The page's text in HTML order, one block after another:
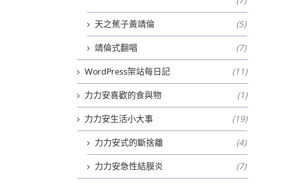
天之蕉子黃靖倫 (5)
靖倫式翻唱 (7)
WordPress架站每日記 (11)
力力安喜歡的食與物 (1)
力力安生活小大事 (19)
力力安式的斷捨離 (4)
力力安急性結膜炎 (7)